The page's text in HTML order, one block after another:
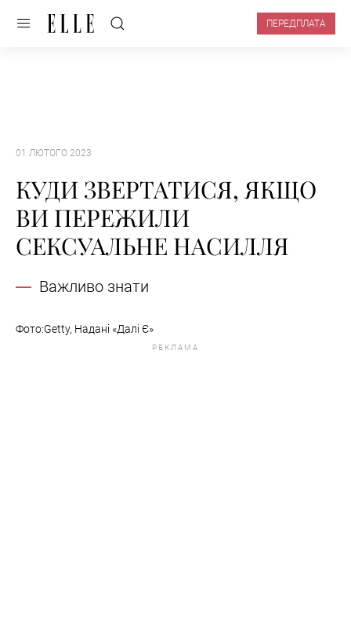
ПЕРЕДПЛАТА
01 ЛЮТОГО 2023
КУДИ ЗВЕРТАТИСЯ, ЯКЩО
ВИ ПЕРЕЖИЛИ
СЕКСУАЛЬНЕ НАСИЛЛЯ
Важливо знати
Фото:Getty, Надані «Далі Є»
РЕКЛАМА